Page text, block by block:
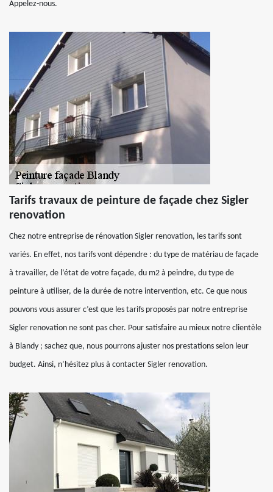
Appelez-nous.
Tarifs travaux de peinture de façade chez Sigler
renovation
Chez notre entreprise de rénovation Sigler renovation, les tarifs sont
variés. En effet, nos tarifs vont dépendre : du type de matériau de façade
à travailler, de l’état de votre façade, du m2 à peindre, du type de
peinture à utiliser, de la durée de notre intervention, etc. Ce que nous
pouvons vous assurer c’est que les tarifs proposés par notre entreprise
Sigler renovation ne sont pas cher. Pour satisfaire au mieux notre clientèle
à Blandy ; sachez que, nous pourrons ajuster nos prestations selon leur
budget. Ainsi, n’hésitez plus à contacter Sigler renovation.